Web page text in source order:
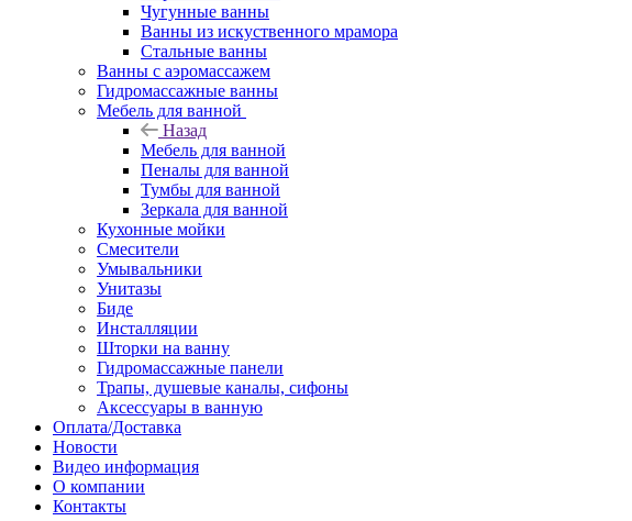
Чугунные ванны
Ванны из искуственного мрамора
Стальные ванны
Ванны с аэромассажем
Гидромассажные ванны
Мебель для ванной
Назад
Мебель для ванной
Пеналы для ванной
Тумбы для ванной
Зеркала для ванной
Кухонные мойки
Смесители
Умывальники
Унитазы
Биде
Инсталляции
Шторки на ванну
Гидромассажные панели
Трапы, душевые каналы, сифоны
Аксессуары в ванную
Оплата/Доставка
Новости
Видео информация
О компании
Контакты